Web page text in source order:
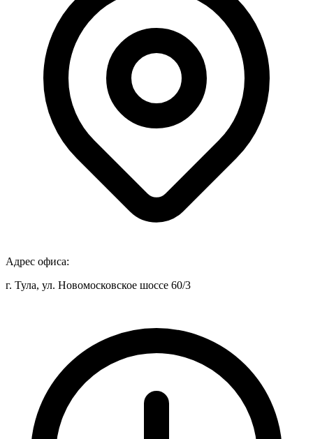
Адрес офиса:
г. Тула, ул. Новомосковское шоссе 60/3